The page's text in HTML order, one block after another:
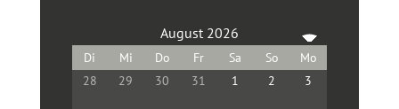
August 2026
28 29 30 31 1 2 3